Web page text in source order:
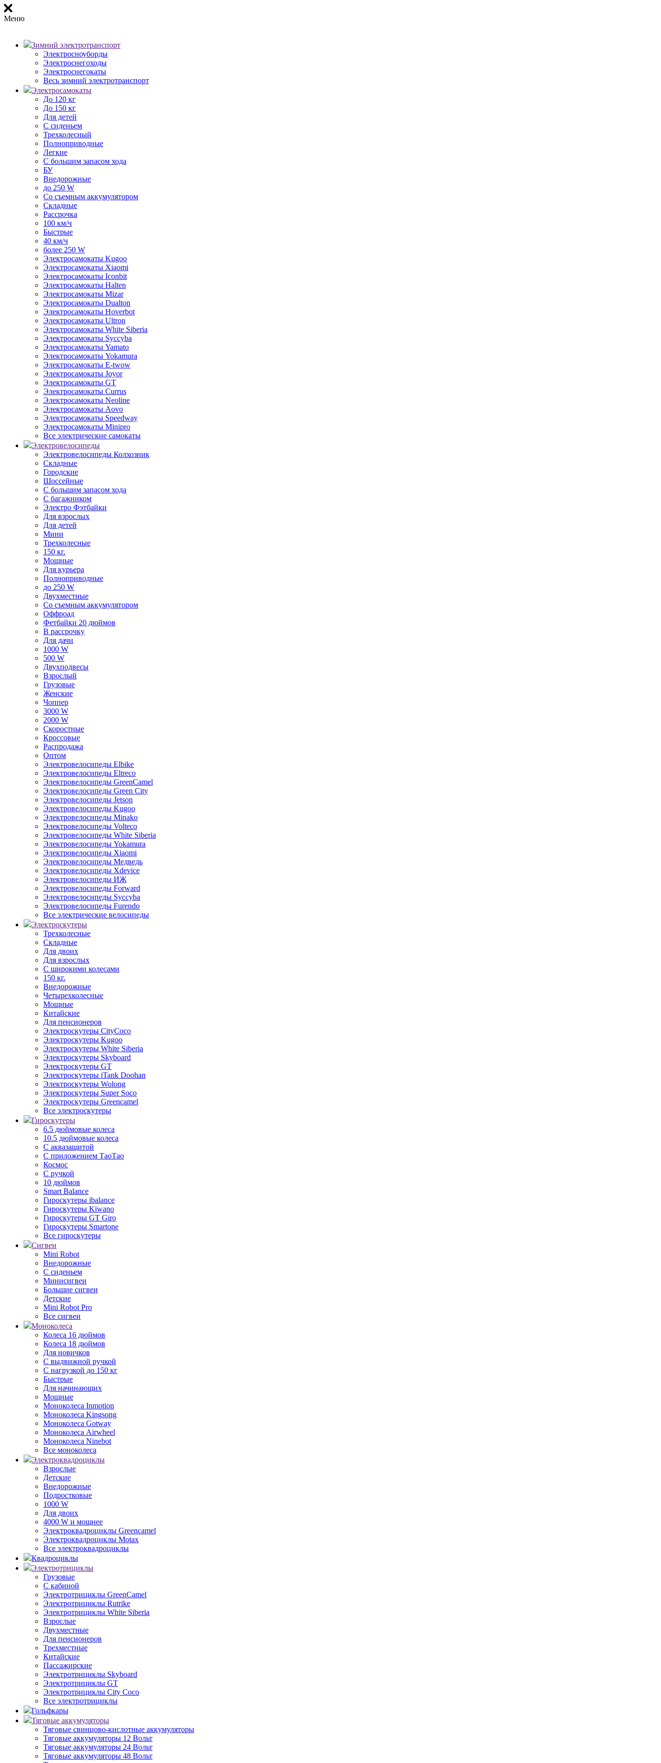
Меню
Зимний электротранспорт
Электросноуборды
Электроснегоходы
Электроснегокаты
Весь зимний электротранспорт
Электросамокаты
До 120 кг
До 150 кг
Для детей
С сиденьем
Трехколесный
Полноприводные
Легкие
С большим запасом хода
БУ
Внедорожные
до 250 W
Со съемным аккумулятором
Складные
Рассрочка
100 км/ч
Быстрые
40 км/ч
более 250 W
Электросамокаты Kugoo
Электросамокаты Xiaomi
Электросамокаты Iconbit
Электросамокаты Halten
Электросамокаты Mizar
Электросамокаты Dualton
Электросамокаты Hoverbot
Электросамокаты Ultron
Электросамокаты White Siberia
Электросамокаты Syccyba
Электросамокаты Yamato
Электросамокаты Yokamura
Электросамокаты E-twow
Электросамокаты Joyor
Электросамокаты GT
Электросамокаты Currus
Электросамокаты Neoline
Электросамокаты Aovo
Электросамокаты Speedway
Электросамокаты Minipro
Все электрические самокаты
Электровелосипеды
Электровелосипеды Колхозник
Складные
Городские
Шоссейные
С большим запасом хода
С багажником
Электро Фэтбайки
Для взрослых
Для детей
Мини
Трехколесные
150 кг.
Мощные
Для курьера
Полноприводные
до 250 W
Двухместные
Со съемным аккумулятором
Оффроад
Фетбайки 20 дюймов
В рассрочку
Для дачи
1000 W
500 W
Двухподвесы
Взрослый
Грузовые
Женские
Чоппер
3000 W
2000 W
Скоростные
Кроссовые
Распродажа
Оптом
Электровелосипеды Elbike
Электровелосипеды Eltreco
Электровелосипеды GreenCamel
Электровелосипеды Green City
Электровелосипеды Jetson
Электровелосипеды Kugoo
Электровелосипеды Minako
Электровелосипеды Volteco
Электровелосипеды White Siberia
Электровелосипеды Yokamura
Электровелосипеды Xiaomi
Электровелосипеды Медведь
Электровелосипеды Xdevice
Электровелосипеды ИЖ
Электровелосипеды Forward
Электровелосипеды Syccyba
Электровелосипеды Furendo
Все электрические велосипеды
Электроскутеры
Трехколесные
Складные
Для двоих
Для взрослых
С широкими колесами
150 кг.
Внедорожные
Четырехколесные
Мощные
Китайские
Для пенсионеров
Электроскутеры CityCoco
Электроскутеры Kugoo
Электроскутеры White Siberia
Электроскутеры Skyboard
Электроскутеры GT
Электроскутеры iTank Doohan
Электроскутеры Wolong
Электроскутеры Super Soco
Электроскутеры Greencamel
Все электроскутеры
Гироскутеры
6.5 дюймовые колеса
10.5 дюймовые колеса
С аквазащитой
С приложением ТаоТао
Космос
С ручкой
10 дюймов
Smart Balance
Гироскутеры ibalance
Гироскутеры Kiwano
Гироскутеры GT Giro
Гироскутеры Smartone
Все гироскутеры
Сигвеи
Mini Robot
Внедорожные
С сиденьем
Минисигвеи
Большие сигвеи
Детские
Mini Robot Pro
Все сигвеи
Моноколеса
Колеса 16 дюймов
Колеса 18 дюймов
Для новичков
С выдвижной ручкой
С нагрузкой до 150 кг
Быстрые
Для начинающих
Мощные
Моноколеса Inmotion
Моноколеса Kingsong
Моноколеса Gotway
Моноколеса Airwheel
Моноколеса Ninebot
Все моноколеса
Электроквадроциклы
Взрослые
Детские
Внедорожные
Подростковые
1000 W
Для двоих
4000 W и мощнее
Электроквадроциклы Greencamel
Электроквадроциклы Motax
Все электроквадроциклы
Квадроциклы
Электротрициклы
Грузовые
С кабиной
Электротрициклы GreenCamel
Электротрициклы Rutrike
Электротрициклы White Siberia
Взрослые
Двухместные
Для пенсионеров
Трехместные
Китайские
Пассажирские
Электротрициклы Skyboard
Электротрициклы GT
Электротрициклы City Coco
Все электротрициклы
Гольфкары
Тяговые аккумуляторы
Тяговые свинцово-кислотные аккумуляторы
Тяговые аккумуляторы 12 Вольт
Тяговые аккумуляторы 24 Вольт
Тяговые аккумуляторы 48 Вольт